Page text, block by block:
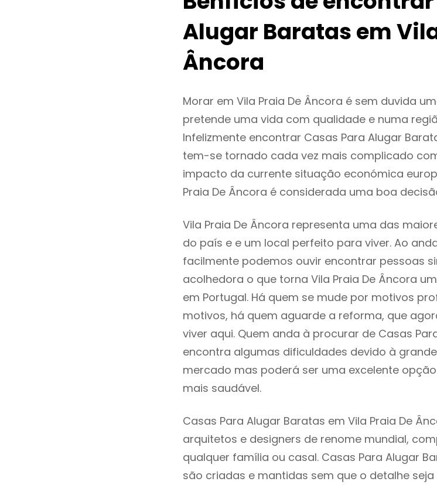
Alugar Baratas em
Âncora
Morar em Vila Praia De Âncora é sem duvida
pretende uma vida com qualidade e numa
Infelizmente encontrar Casas Para Alugar
tem-se tornado cada vez mais complicado
impacto da currente situação económica
Praia De Âncora é considerada uma boa
Vila Praia De Âncora representa uma das
do país e e um local perfeito para viver. Ao
facilmente podemos ouvir encontrar pessoas
acolhedora o que torna Vila Praia De Âncora
em Portugal. Há quem se mude por motivos
motivos, há quem aguarde a reforma, que
viver aqui. Quem anda à procurar de Casas
encontra algumas dificuldades devido à
mercado mas poderá ser uma excelente
mais saudável.
Casas Para Alugar Baratas em Vila Praia De
arquitetos e designers de renome mundial,
qualquer família ou casal. Casas Para Alugar
são criadas e mantidas sem que o detalhe